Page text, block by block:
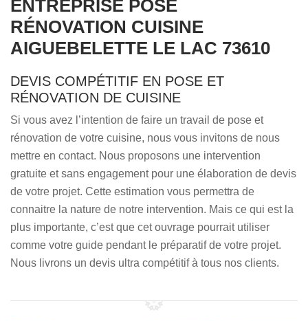
ENTREPRISE POSE
RÉNOVATION CUISINE
AIGUEBELETTE LE LAC 73610
DEVIS COMPÉTITIF EN POSE ET
RÉNOVATION DE CUISINE
Si vous avez l’intention de faire un travail de pose et
rénovation de votre cuisine, nous vous invitons de nous
mettre en contact. Nous proposons une intervention
gratuite et sans engagement pour une élaboration de devis
de votre projet. Cette estimation vous permettra de
connaitre la nature de notre intervention. Mais ce qui est la
plus importante, c’est que cet ouvrage pourrait utiliser
comme votre guide pendant le préparatif de votre projet.
Nous livrons un devis ultra compétitif à tous nos clients.